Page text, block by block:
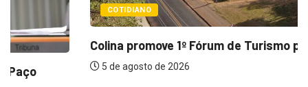
COTIDIANO
Colina promove 1º Fórum de Turismo para...
5 de agosto de 2026